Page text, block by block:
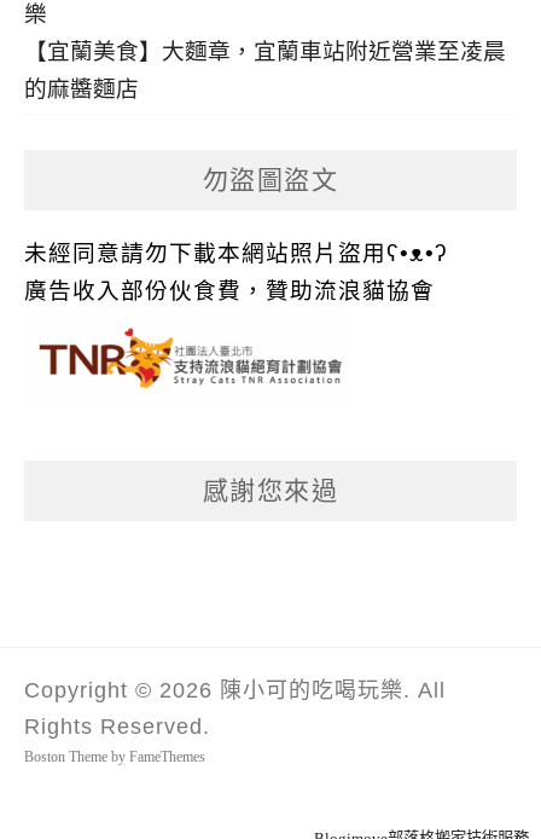
【宜蘭美食】大麵章，宜蘭車站附近營業至凌晨
的麻醬麵店
勿盜圖盜文
未經同意請勿下載本網站照片盜用ʕ•ᴥ•ʔ
廣告收入部份伙食費，贊助流浪貓協會
感謝您來過
Copyright © 2026 陳小可的吃喝玩樂. All
Rights Reserved.
Boston Theme by FameThemes